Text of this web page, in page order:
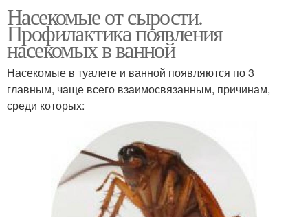
Насекомые от сырости.
Профилактика появления
насекомых в ванной
Насекомые в туалете и ванной появляются по 3
главным, чаще всего взаимосвязанным, причинам,
среди которых: